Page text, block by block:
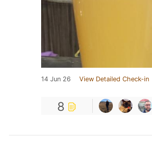
14 Jun 26 View Detailed Check-in
8